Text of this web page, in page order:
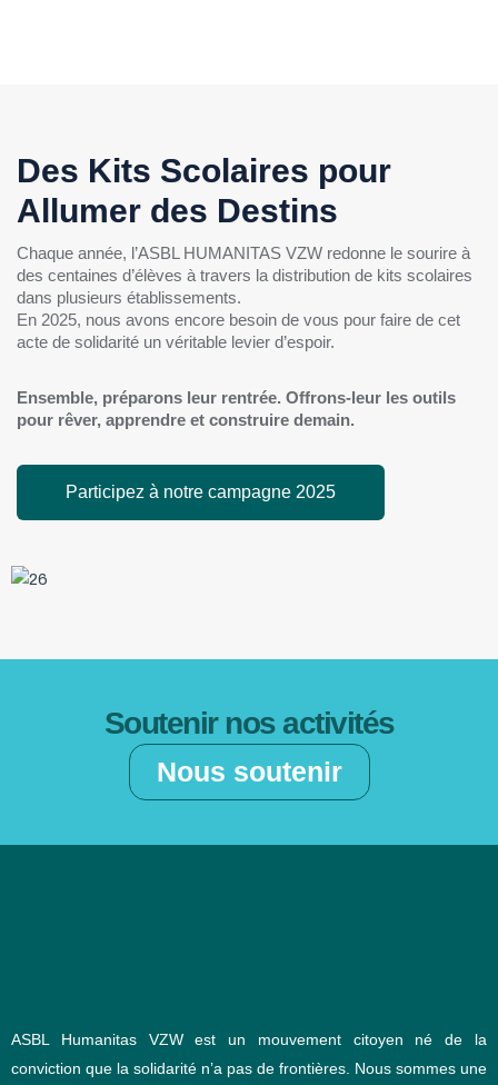
Des Kits Scolaires pour
Allumer des Destins
Chaque année, l’ASBL HUMANITAS VZW redonne le sourire à
des centaines d’élèves à travers la distribution de kits scolaires
dans plusieurs établissements.
En 2025, nous avons encore besoin de vous pour faire de cet
acte de solidarité un véritable levier d’espoir.
Ensemble, préparons leur rentrée. Offrons-leur les outils
pour rêver, apprendre et construire demain.
Participez à notre campagne 2025
Soutenir nos activités
Nous soutenir
ASBL Humanitas VZW est un mouvement citoyen né de la
conviction que la solidarité n’a pas de frontières. Nous sommes une